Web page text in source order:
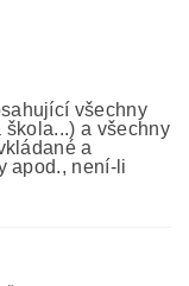
všechny
škola...) a všechny
a
apod., není-li